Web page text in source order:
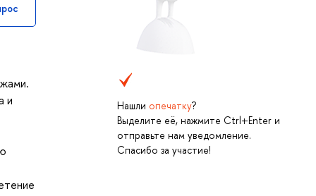
Нашли опечатку?
Выделите её, нажмите Ctrl+Enter и
отправьте нам уведомление.
Спасибо за участие!
и